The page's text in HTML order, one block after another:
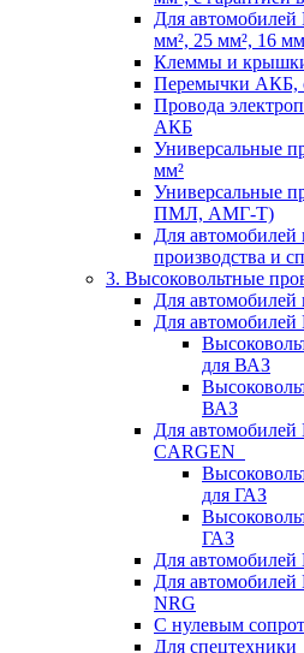
Для
мм², 25 мм², 16
Клеммы и
Перемычки АКБ,
Провода
АКБ
Универсальные
мм²
Универсальные
ПМЛ, АМГ-Т)
Для автомобилей
производства и
3. Высоковольтные
Для
Для
для ВАЗ
ВАЗ
Для автомобилей
CARGEN
для ГАЗ
ГАЗ
Для
Для автомобилей
NRG
С нулевым
Для спецтехники